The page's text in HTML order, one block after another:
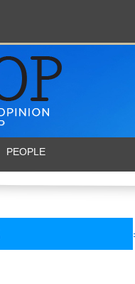
PEOPLE